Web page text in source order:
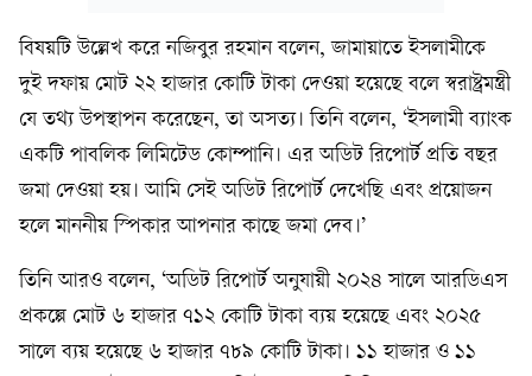
বিষয়টি উল্লেখ করে নজিবুর রহমান বলেন, জামায়াতে ইসলামীকে
দুই দফায় মোট ২২ হাজার কোটি টাকা দেওয়া হয়েছে বলে স্বরাষ্ট্রমন্ত্রী
যে তথ্য উপস্থাপন করেছেন, তা অসত্য। তিনি বলেন, ‘ইসলামী ব্যাংক
একটি পাবলিক লিমিটেড কোম্পানি। এর অডিট রিপোর্ট প্রতি বছর
জমা দেওয়া হয়। আমি সেই অডিট রিপোর্ট দেখেছি এবং প্রয়োজন
হলে মাননীয় স্পিকার আপনার কাছে জমা দেব।’
তিনি আরও বলেন, ‘অডিট রিপোর্ট অনুযায়ী ২০২৪ সালে আরডিএস
প্রকল্পে মোট ৬ হাজার ৭১২ কোটি টাকা ব্যয় হয়েছে এবং ২০২৫
সালে ব্যয় হয়েছে ৬ হাজার ৭৮৯ কোটি টাকা। ১১ হাজার ও ১১